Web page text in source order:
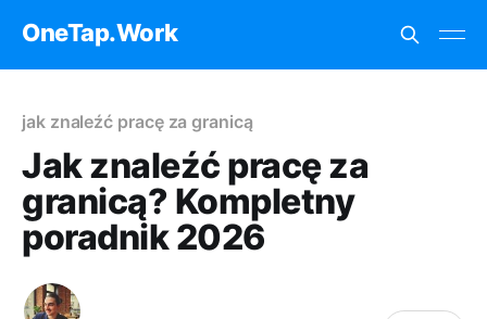
OneTap.Work
jak znaleźć pracę za granicą
Jak znaleźć pracę za
granicą? Kompletny
poradnik 2026